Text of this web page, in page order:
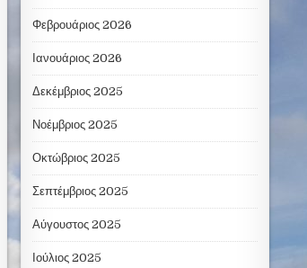
Φεβρουάριος 2026
Ιανουάριος 2026
Δεκέμβριος 2025
Νοέμβριος 2025
Οκτώβριος 2025
Σεπτέμβριος 2025
Αύγουστος 2025
Ιούλιος 2025